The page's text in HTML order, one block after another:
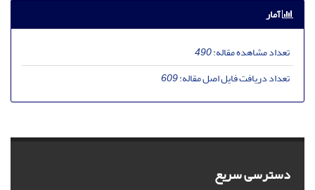
آمار
تعداد مشاهده مقاله:490
تعداد دریافت فایل اصل مقاله:609
دسترسی سریع